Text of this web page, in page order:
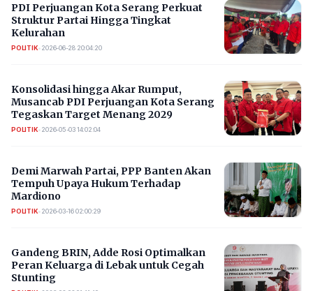
PDI Perjuangan Kota Serang Perkuat
Struktur Partai Hingga Tingkat
Kelurahan
POLITIK• 2026-06-28 20:04:20
Konsolidasi hingga Akar Rumput,
Musancab PDI Perjuangan Kota Serang
Tegaskan Target Menang 2029
POLITIK• 2026-05-03 14:02:04
Demi Marwah Partai, PPP Banten Akan
Tempuh Upaya Hukum Terhadap
Mardiono
POLITIK• 2026-03-16 02:00:29
Gandeng BRIN, Adde Rosi Optimalkan
Peran Keluarga di Lebak untuk Cegah
Stunting